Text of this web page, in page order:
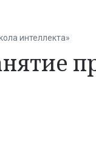
интеллекта»